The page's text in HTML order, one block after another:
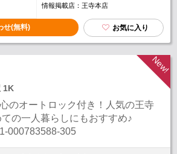
情報掲載店：王寺本店
せ(無料) お気に入り
1K
のオートロック付き！人気の王寺
の一人暮らしにもおすすめ♪
000783588-305